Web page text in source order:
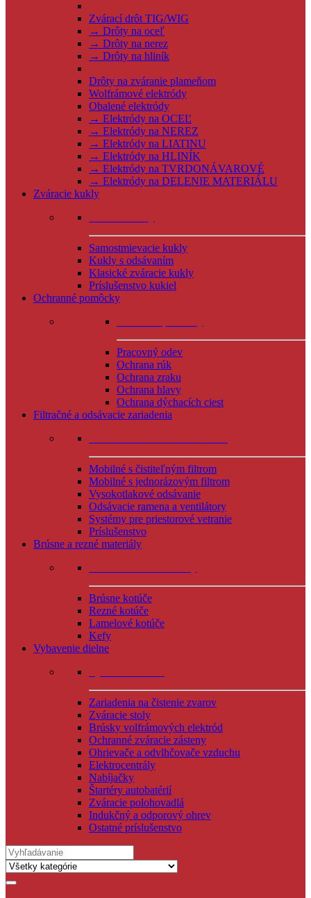
Zvárací drôt TIG/WIG
→ Drôty na oceľ
→ Drôty na nerez
→ Drôty na hliník
Drôty na zváranie plameňom
Wolfrámové elektródy
Obalené elektródy
→ Elektródy na OCEĽ
→ Elektródy na NEREZ
→ Elektródy na LIATINU
→ Elektródy na HLINÍK
→ Elektródy na TVRDONÁVAROVÉ
→ Elektródy na DELENIE MATERIÁLU
Zváracie kukly
Samostmievacie kukly
Kukly s odsávaním
Klasické zváracie kukly
Príslušenstvo kukiel
Ochranné pomôcky
Pracovný odev
Ochrana rúk
Ochrana zraku
Ochrana hlavy
Ochrana dýchacích ciest
Filtračné a odsávacie zariadenia
Mobilné s čistiteľným filtrom
Mobilné s jednorázovým filtrom
Vysokotlakové odsávanie
Odsávacie ramena a ventilátory
Systémy pre priestorové vetranie
Príslušenstvo
Brúsne a rezné materiály
Brúsne kotúče
Rezné kotúče
Lamelové kotúče
Kefy
Vybavenie dielne
Zariadenia na čistenie zvarov
Zváracie stoly
Brúsky volfrámových elektród
Ochranné zváracie zásteny
Ohrievače a odvlhčovače vzduchu
Elektrocentrály
Nabíjačky
Štartéry autobatérií
Zváracie polohovadlá
Indukčný a odporový ohrev
Ostatné príslušenstvo
Search
for: